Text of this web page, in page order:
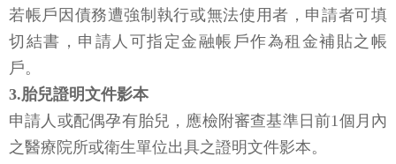
若帳戶因債務遭強制執行或無法使用者，申請者可填
切結書，申請人可指定金融帳戶作為租金補貼之帳
戶。
3.胎兒證明文件影本
申請人或配偶孕有胎兒，應檢附審查基準日前1個月內
之醫療院所或衛生單位出具之證明文件影本。